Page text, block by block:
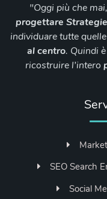
"Oggi più che
progettare
individuare tutte
alcentro. Quindi
ricostruire l’intero
SEO Search
Social